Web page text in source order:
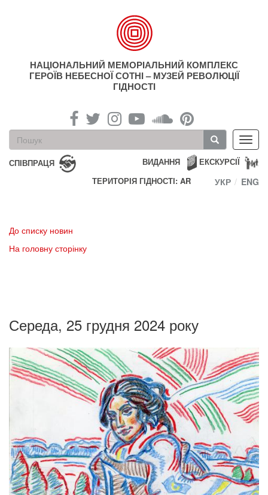
НАЦІОНАЛЬНИЙ МЕМОРІАЛЬНИЙ КОМПЛЕКС
ГЕРОЇВ НЕБЕСНОЇ СОТНІ – МУЗЕЙ РЕВОЛЮЦІЇ
ГІДНОСТІ
Пошукова
форма
Пошук
СПІВПРАЦЯ ЕКСКУРСІЇ
ВИДАННЯ
ТЕРИТОРІЯ ГІДНОСТІ: AR
УКР ENG
До списку новин
На головну сторінку
Середа, 25 грудня 2024 року